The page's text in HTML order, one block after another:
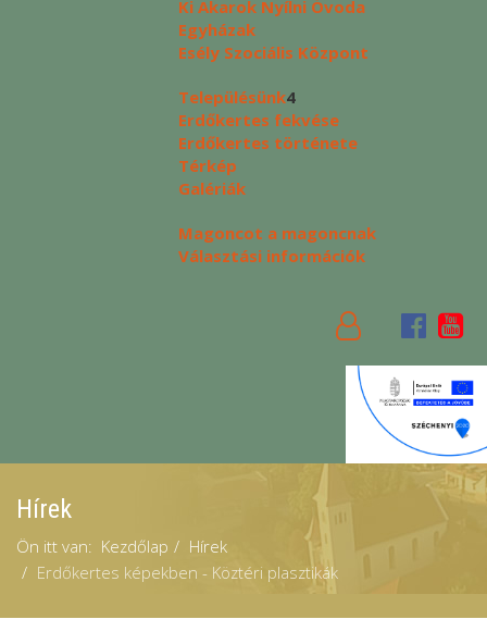
Ki Akarok Nyílni Óvoda
Egyházak
Esély Szociális Központ
Településünk4
Erdőkertes fekvése
Erdőkertes története
Térkép
Galériák
Magoncot a magoncnak
Választási információk
Hírek
Ön itt van: Kezdőlap
Hírek
Erdőkertes képekben - Köztéri plasztikák